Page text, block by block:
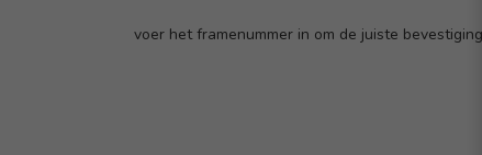
voer het framenummer in om de juiste